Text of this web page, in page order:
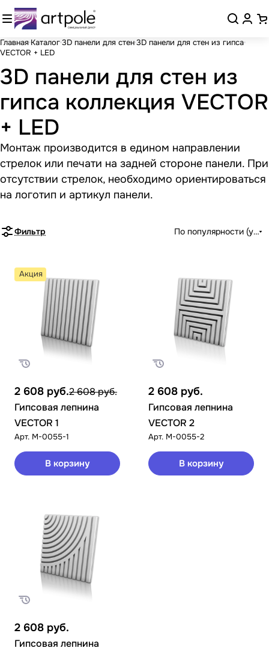
Главная Каталог3D панели для стен3D панели для стен из гипса
VECTOR + LED
3D панели для стен из
гипса коллекция VECTOR
+ LED
Монтаж производится в едином направлении
стрелок или печати на задней стороне панели. При
отсутствии стрелок, необходимо ориентироваться
на логотип и артикул панели.
Фильтр По популярности
Акция
2 608 руб.2 608 руб.
Гипсовая лепнина
VECTOR 1
Арт. M-0055-1
В корзину
2 608 руб.
Гипсовая лепнина
VECTOR 2
Арт. M-0055-2
В корзину
2 608 руб.
Гипсовая лепнина